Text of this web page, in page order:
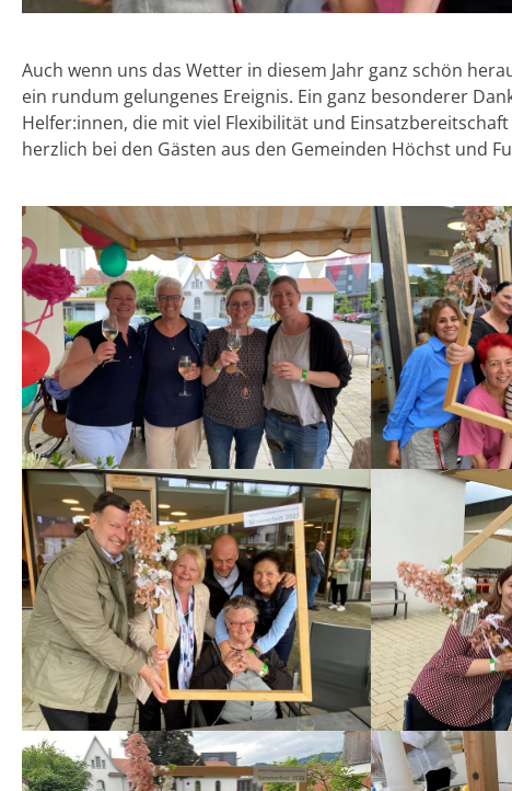
Auch wenn uns das Wetter in diesem Jahr ganz schön
ein rundum gelungenes Ereignis. Ein ganz besonderer
Helfer:innen, die mit viel Flexibilität und
herzlich bei den Gästen aus den Gemeinden Höchst und